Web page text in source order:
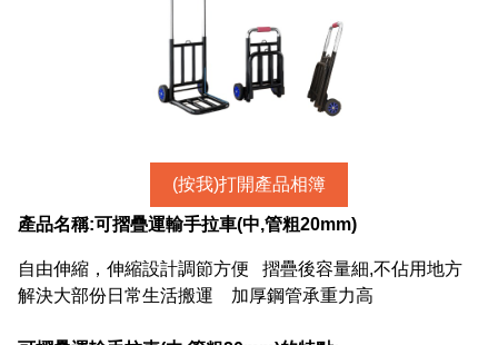
(按我)打開產品相簿
產品名稱:可摺疊運輸手拉車(中,管粗20mm)
自由伸縮，伸縮設計調節方便 摺疊後容量細,不佔用地方
解決大部份日常生活搬運 加厚鋼管承重力高